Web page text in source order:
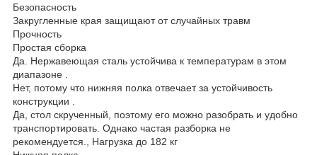
Безопасность
Закругленные края защищают от случайных травм
Прочность
Простая сборка
Да. Нержавеющая сталь устойчива к температурам в этом
диапазоне .
Нет, потому что нижняя полка отвечает за устойчивость
конструкции .
Да, стол скрученный, поэтому его можно разобрать и удобно
транспортировать. Однако частая разборка не
рекомендуется., Нагрузка до 182 кг